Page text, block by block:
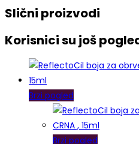
Slični proizvodi
Korisnici su još
Brzi pogled
Brzi pogled